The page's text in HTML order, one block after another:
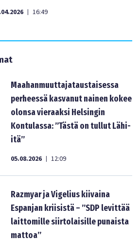
| 16:49
Maahanmuuttajataustaisessa
perheessä kasvanut nainen kokee
olonsa vieraaksi Helsingin
Kontulassa: ”Tästä on tullut Lähi-
itä”
05.08.2026 | 12:09
Razmyar ja Vigelius kiivaina
Espanjan kriisistä – ”SDP levittää
laittomille siirtolaisille punaista
mattoa”